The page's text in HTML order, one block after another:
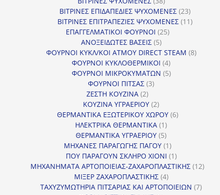
προϊόντα
ΒΙΤΡΙΝΕΣ ΕΠΙΔΑΠΕΔΙΕΣ ΨΥΧΟΜΕΝΕΣ 2323
προϊόντα
ΒΙΤΡΙΝΕΣ ΕΠΙΤΡΑΠΕΖΙΕΣ ΨΥΧΟΜΕΝΕΣ 1111
ΕΠΑΓΓΕΛΜΑΤΙΚΟΙ ΦΟΥΡΝΟΙ 2525
ΑΝΟΞΕΙΔΩΤΕΣ ΒΑΣΕΙΣ 55
προϊόντα
ΦΟΥΡΝΟΙ ΚΥΚΛ/ΚΟΙ ΑΤΜΟΥ DIRECT STEAM 88
ΦΟΥΡΝΟΙ ΚΥΚΛΟΘΕΡΜΙΚΟΙ 44
προϊόντα
ΦΟΥΡΝΟΙ ΜΙΚΡΟΚΥΜΑΤΩΝ 55
ΦΟΥΡΝΟΙ ΠΙΤΣΑΣ 33
ΖΕΣΤΗ ΚΟΥΖΙΝΑ 22
προϊόντα
ΚΟΥΖΙΝΑ ΥΓΡΑΕΡΙΟΥ 22
προϊόντα
ΘΕΡΜΑΝΤΙΚΑ ΕΞΩΤΕΡΙΚΟΥ ΧΩΡΟΥ 66
ΗΛΕΚΤΡΙΚΑ ΘΕΡΜΑΝΤΙΚΑ 11
προϊόν
ΘΕΡΜΑΝΤΙΚΑ ΥΓΡΑΕΡΙΟΥ 55
προϊόντα
ΜΗΧΑΝΕΣ ΠΑΡΑΓΩΓΗΣ ΠΑΓΟΥ 11
προϊόν
ΠΟΥ ΠΑΡΑΓΟΥΝ ΣΚΛΗΡΟ ΧΙΟΝΙ 11
προϊόν
ΜΗΧΑΝΗΜΑΤΑ ΑΡΤΟΠΟΙΕΙΑΣ-ΖΑΧΑΡΟΠΛΑΣΤΙΚΗΣ 1212
ΜΙΞΕΡ ΖΑΧΑΡΟΠΛΑΣΤΙΚΗΣ 44
προϊόντα
ΤΑΧΥΖΥΜΩΤΗΡΙΑ ΠΙΤΣΑΡΙΑΣ ΚΑΙ ΑΡΤΟΠΟΙΕΙΩΝ 77